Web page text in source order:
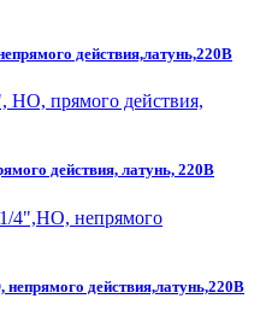
действия,латунь,220В
действия, латунь, 220В
действия,латунь,220В